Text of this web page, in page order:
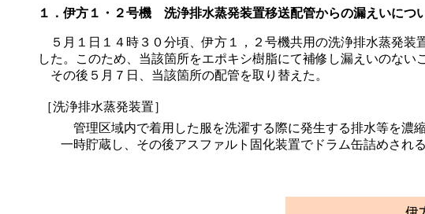
１．伊方１・２号機 洗浄排水蒸発装置移送配管からの漏えいにつ
５月１日１４時３０分頃、伊方１，２号機共用の洗浄排水蒸発装
した。このため、当該箇所をエポキシ樹脂にて補修し漏えいのない
その後５月７日、当該箇所の配管を取り替えた。
［洗浄排水蒸発装置］
管理区域内で着用した服を洗濯する際に発生する排水等を濃
一時貯蔵し、その後アスファルト固化装置でドラム缶詰めされる